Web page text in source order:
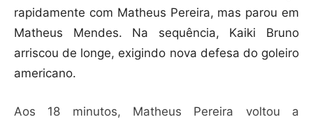
rapidamente com Matheus Pereira, mas parou em
Matheus Mendes. Na sequência, Kaiki Bruno
arriscou de longe, exigindo nova defesa do goleiro
americano.
Aos 18 minutos, Matheus Pereira voltou a